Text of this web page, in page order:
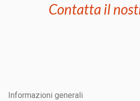
Contatta il
Informazioni generali